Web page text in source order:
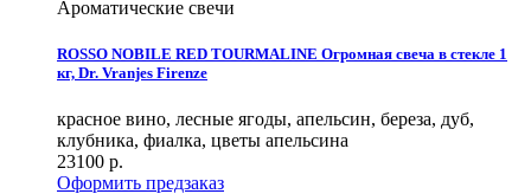
Ароматические свечи
ROSSO NOBILE RED TOURMALINE Огромная свеча в стекле 1
кг, Dr. Vranjes Firenze
красное вино, лесные ягоды, апельсин, береза, дуб,
клубника, фиалка, цветы апельсина
23100 р.
Оформить предзаказ